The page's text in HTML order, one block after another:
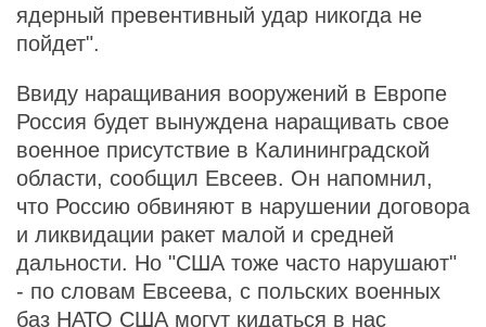
ядерный превентивный удар никогда не
пойдет".
Ввиду наращивания вооружений в Европе
Россия будет вынуждена наращивать свое
военное присутствие в Калининградской
области, сообщил Евсеев. Он напомнил,
что Россию обвиняют в нарушении договора
и ликвидации ракет малой и средней
дальности. Но "США тоже часто нарушают"
- по словам Евсеева, с польских военных
баз НАТО США могут кидаться в нас